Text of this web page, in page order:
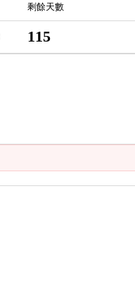
剩餘天數
115